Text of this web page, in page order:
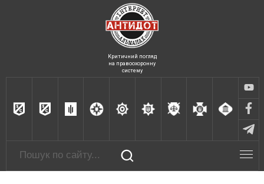
Критичний погляд
на правоохоронну
систему